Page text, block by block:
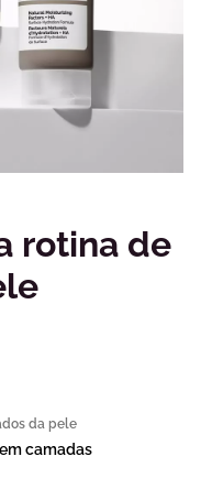
rotina de
da pele
camadas